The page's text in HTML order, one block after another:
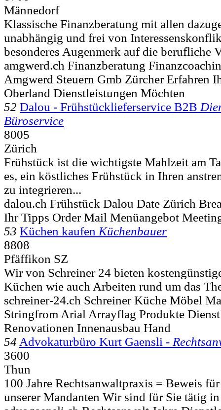
Männedorf
Klassische Finanzberatung mit allen
unabhängig und frei von
besonderes Augenmerk auf die berufliche
amgwerd.ch Finanzberatung
Amgwerd Steuern Gmb Zürcher Erfahren
Oberland Dienstleistungen Möchten
52 Dalou - Frühstücklieferservice B2B
Büroservice
8005
Zürich
Frühstück ist die wichtigste Mahlzeit am
es, ein köstliches Frühstück in Ihren
zu integrieren...
dalou.ch Frühstück Dalou Date Zürich
Ihr Tipps Order Mail Menüangebot
53 Küchen kaufen Küchenbauer
8808
Pfäffikon SZ
Wir von Schreiner 24 bieten
Küchen wie auch Arbeiten rund um das
schreiner-24.ch Schreiner Küche Möbel
Stringfrom Arial Arrayflag Produkte
Renovationen Innenausbau Hand
54 Advokaturbüro Kurt Gaensli -
3600
Thun
100 Jahre Rechtsanwaltpraxis = Beweis
unserer Mandanten Wir sind für Sie tätig